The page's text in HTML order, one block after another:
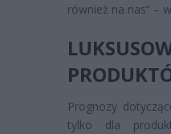
również na nas” –
Prognozy
tylko dla